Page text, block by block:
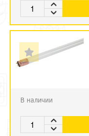
В наличии